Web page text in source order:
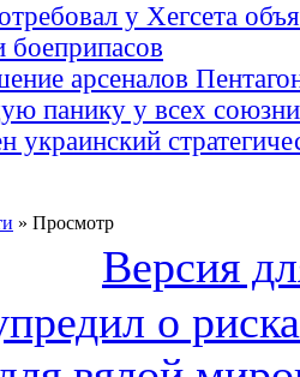
у Хегсета
боеприпасов
арсеналов
панику у всех
украинский
» Просмотр
Версия
о